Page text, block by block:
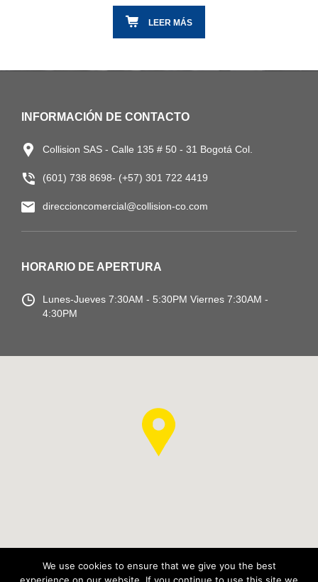
LEER MÁS
INFORMACIÓN DE CONTACTO
Collision SAS - Calle 135 # 50 - 31 Bogotá Col.
(601) 738 8698- (+57) 301 722 4419
direccioncomercial@collision-co.com
HORARIO DE APERTURA
Lunes-Jueves 7:30AM - 5:30PM Viernes 7:30AM -
4:30PM
We use cookies to ensure that we give you the best